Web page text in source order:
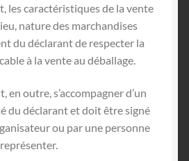
les caractéristiques de la vente
nature des marchandises
du déclarant de respecter la
à la vente au déballage.
outre, s’accompagner d’un
du déclarant et doit être signé
ou par une personne